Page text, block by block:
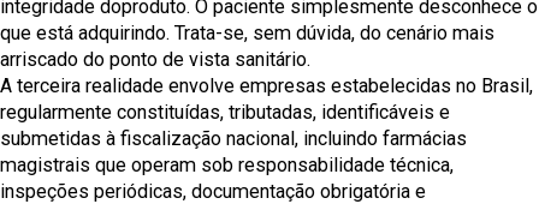
integridade doproduto. O paciente simplesmente desconhece o
que está adquirindo. Trata-se, sem dúvida, do cenário mais
arriscado do ponto de vista sanitário.
A terceira realidade envolve empresas estabelecidas no Brasil,
regularmente constituídas, tributadas, identificáveis e
submetidas à fiscalização nacional, incluindo farmácias
magistrais que operam sob responsabilidade técnica,
inspeções periódicas, documentação obrigatória e